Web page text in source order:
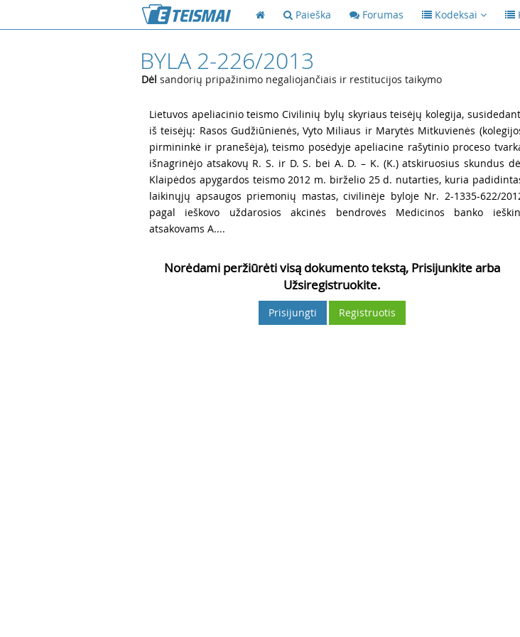
Paieška Forumas Kodeksai
BYLA 2-226/2013
Dėl sandorių pripažinimo negaliojančiais ir restitucijos taikymo
Lietuvos apeliacinio teismo Civilinių bylų skyriaus teisėjų kolegija,
iš teisėjų: Rasos Gudžiūnienės, Vyto Miliaus ir Marytės Mitkuvienės
pirmininkė ir pranešėja), teismo posėdyje apeliacine rašytinio proceso
išnagrinėjo atsakovų R. S. ir D. S. bei A. D. – K. (K.) atskiruosius skundus
Klaipėdos apygardos teismo 2012 m. birželio 25 d. nutarties, kuria
laikinųjų apsaugos priemonių mastas, civilinėje byloje Nr. 2-1335-622/
pagal ieškovo uždarosios akcinės bendrovės Medicinos banko
atsakovams A....
Norėdami peržiūrėti visą dokumento tekstą, Prisijunkite arba
Užsiregistruokite.
Prisijungti Registruotis